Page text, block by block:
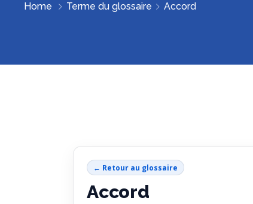
Home Terme du glossaire Accord
← Retour au glossaire
Accord